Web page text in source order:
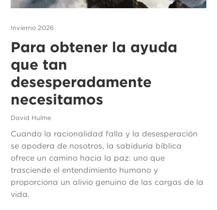
Invierno 2026
Para obtener la ayuda
que tan
desesperadamente
necesitamos
David Hulme
Cuando la racionalidad falla y la desesperación
se apodera de nosotros, la sabiduría bíblica
ofrece un camino hacia la paz: uno que
trasciende el entendimiento humano y
proporciona un alivio genuino de las cargas de la
vida.